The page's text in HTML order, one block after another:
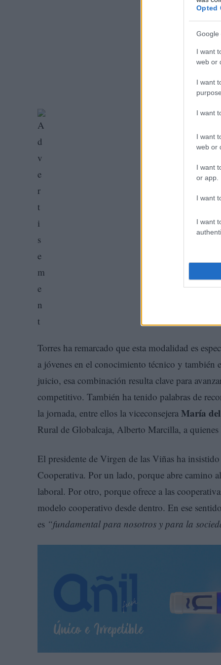
Opted
Google
I want
web or
I want
I want
I want
web or
I want
or app.
I want
I want
Torres ha remarcado que esta modalidad es
a jóvenes en el conocimiento técnico y también
juicio, esa combinación resulta clave para
competitivo. También ha tenido palabras de
la jornada, entre ellos la viceconsejera María
Rural de Globalcaja, Alberto Marcilla, a
El presidente de Virgen de las Viñas ha
Cooperativa. Por un lado, porque abre camino
laboral. Por otro, porque ofrece a las
modelo cooperativo desde dentro. En ese
es “fundamental para nosotros y para la